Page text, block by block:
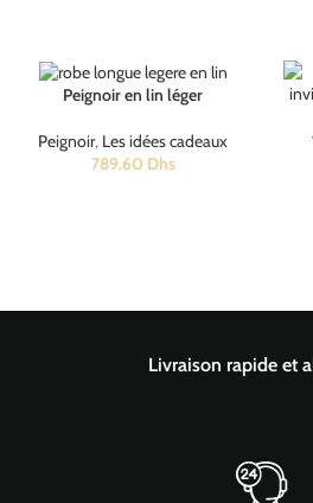
Peignoir en lin léger
Peignoir, Les idées cadeaux
789.60 Dhs
Livraison rapide et